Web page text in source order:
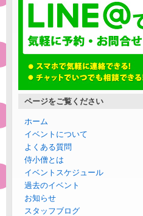
ページをご覧ください
ホーム
イベントについて
よくある質問
侍小僧とは
イベントスケジュール
過去のイベント
お知らせ
スタッフブログ